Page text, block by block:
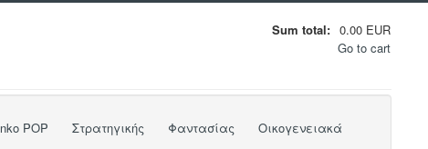
Sum total: 0.00 EUR
Go to cart
POP Στρατηγικής Φαντασίας
Οικογενειακά